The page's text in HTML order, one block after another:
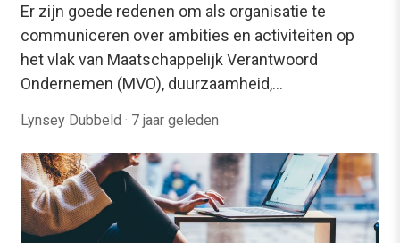
Er zijn goede redenen om als organisatie te
communiceren over ambities en activiteiten op
het vlak van Maatschappelijk Verantwoord
Ondernemen (MVO), duurzaamheid,…
Lynsey Dubbeld · 7 jaar geleden